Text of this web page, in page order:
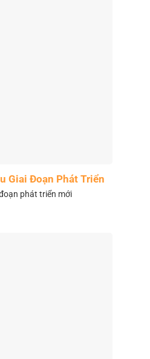
Giai Đoạn Phát Triển
phát triển mới